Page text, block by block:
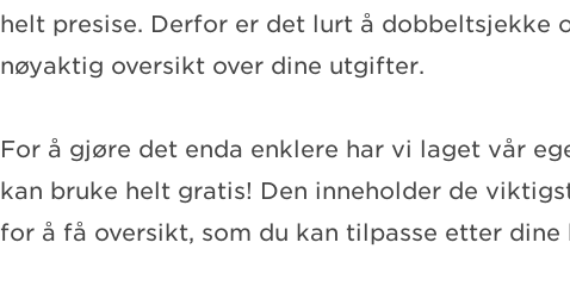
helt presise. Derfor er det lurt å dobbeltsjekke
nøyaktig oversikt over dine utgifter.
For å gjøre det enda enklere har vi laget vår
kan bruke helt gratis! Den inneholder de
for å få oversikt, som du kan tilpasse etter dine